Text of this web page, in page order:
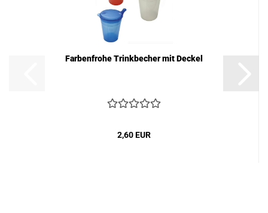
Farbenfrohe Trinkbecher mit Deckel
2,60 EUR